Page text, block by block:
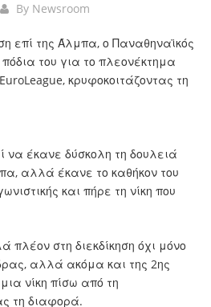
By Newsroom
επί της Άλμπα, ο Παναθηναϊκός
του για το πλεονέκτημα
κρυφοκοιτάζοντας τη
να έκανε δύσκολη τη δουλειά
αλλά έκανε το καθήκον του
και πήρε τη νίκη που
πλέον στη διεκδίκηση όχι μόνο
αλλά ακόμα και της 2ης
νίκη πίσω από τη
τη διαφορά.